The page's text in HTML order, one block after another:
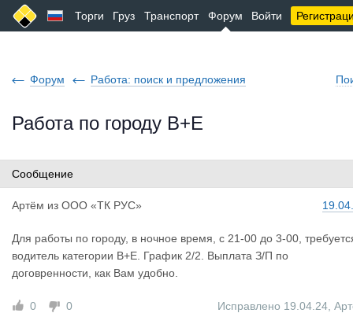
Торги Груз Транспорт Форум Войти
Форум Работа: поиск и предложения
Работа по городу B+E
Сообщение
Артём из ООО «ТК РУС»
Для работы по городу, в ночное время, с 21-00 до 3-00,
водитель категории B+E. График 2/2. Выплата З/П по
договренности, как Вам удобно.
0 0 Исправлено 19.04.24